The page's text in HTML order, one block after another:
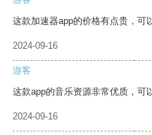
这款加速器app的价格有点贵，可
2024-09-16
游客
这款app的音乐资源非常优质，可
2024-09-16